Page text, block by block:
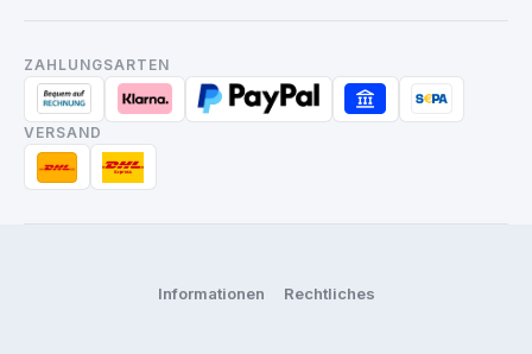
ZAHLUNGSARTEN
VERSAND
Informationen Rechtliches